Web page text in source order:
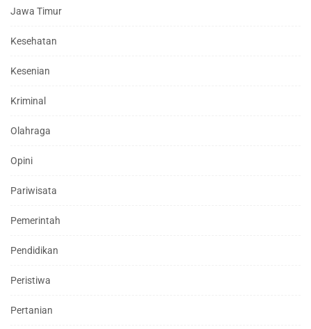
Jawa Timur
Kesehatan
Kesenian
Kriminal
Olahraga
Opini
Pariwisata
Pemerintah
Pendidikan
Peristiwa
Pertanian